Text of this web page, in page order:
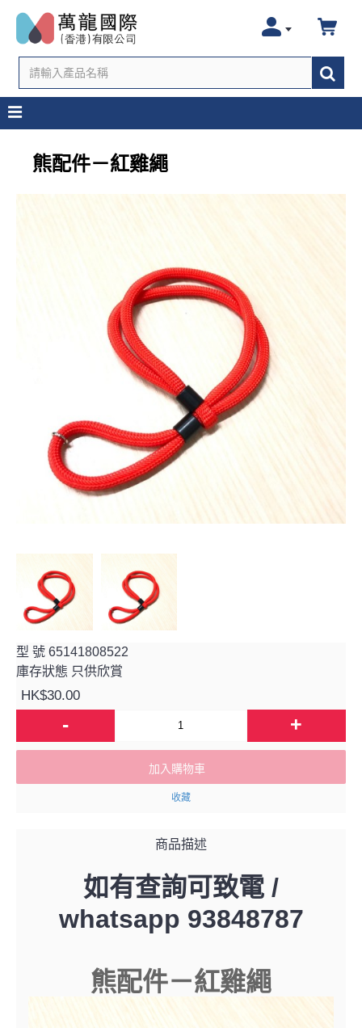
熊配件－紅雞繩
型 號 65141808522
庫存狀態 只供欣賞
HK$30.00
- +
加入購物車
收藏
商品描述
如有查詢可致電 /
whatsapp 93848787
熊配件－紅雞繩